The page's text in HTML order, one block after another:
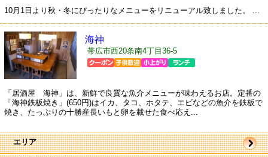
エリア
10月1日より秋・冬にぴったりなメニューをリニューアル致しました。 ...
海神
帯広市西20条南4丁目36-5
「居酒屋 海神」は、新鮮で良質な魚介メニューが味わえるお店。定番の
「海神鉄板焼き」(650円)はイカ、タコ、ホタテ、エビなどの魚介を鉄板で
焼き、たっぷりの十勝産長いもと卵を載せた食べ応え...